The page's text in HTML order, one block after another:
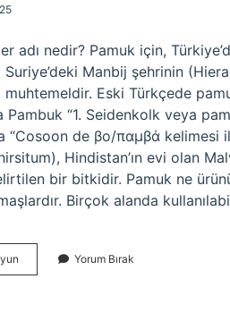
adı nedir? Pamuk için,
Suriye’deki Manbij şehrinin
muhtemeldir. Eski Türkçede
Pambuk “1. Seidenkolk veya
“Cosoon de βο/παμβά kelimesi
Hindistan’ın evi olan
bir bitkidir. Pamuk ne
Birçok alanda
Ne
Yorum Bırak